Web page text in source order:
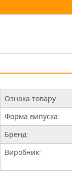
Ознака товару:
Форма випуска:
Бренд:
Виробник: